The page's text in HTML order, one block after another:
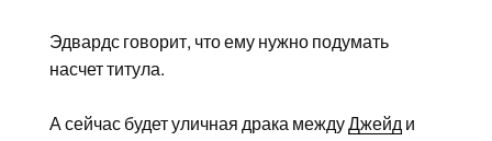
Эдвардс говорит, что ему нужно подумать
насчет титула.
А сейчас будет уличная драка междуДжейд и